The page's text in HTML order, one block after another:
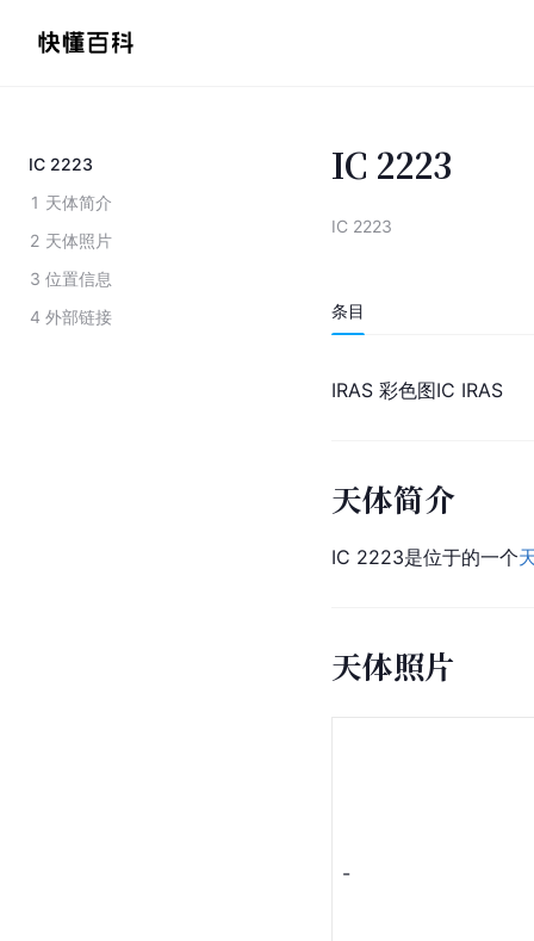
IC 2223
1 天体简介
2 天体照片
3 位置信息
4 外部链接
IC 2223
IC 2223
条目
IRAS 彩色图IC IRAS
天体简介
IC 2223是位于的一个
天体照片
-